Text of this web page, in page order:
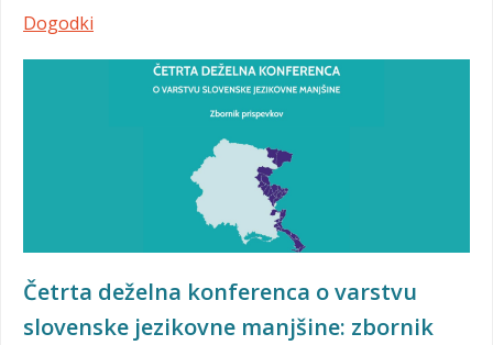
Dogodki
Četrta deželna konferenca o varstvu
slovenske jezikovne manjšine: zbornik